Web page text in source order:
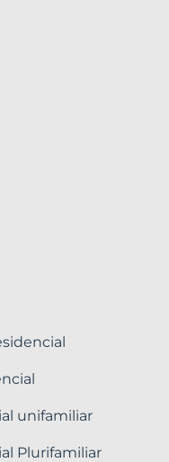
unifamiliar
Plurifamiliar